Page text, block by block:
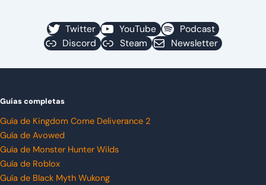
Twitter YouTube
Podcast
Discord
Steam Newsletter
Guías completas
Guía de Kingdom Come Deliverance 2
Guía de Avowed
Guía de Monster Hunter Wilds
Guía de Roblox
Guía de Black Myth Wukong